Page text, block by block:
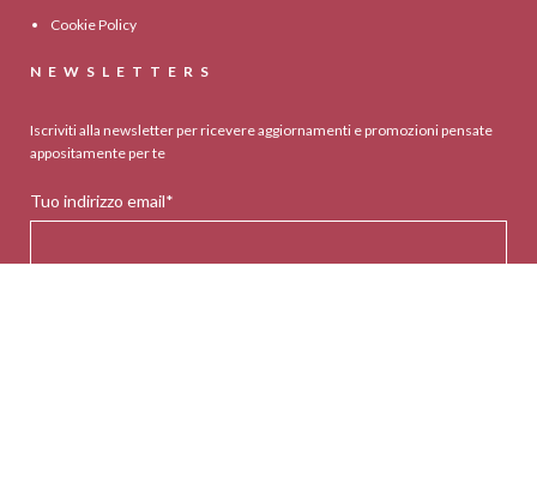
Cookie Policy
NEWSLETTERS
Iscriviti alla newsletter per ricevere aggiornamenti e promozioni pensate
appositamente per te
Tuo indirizzo email*